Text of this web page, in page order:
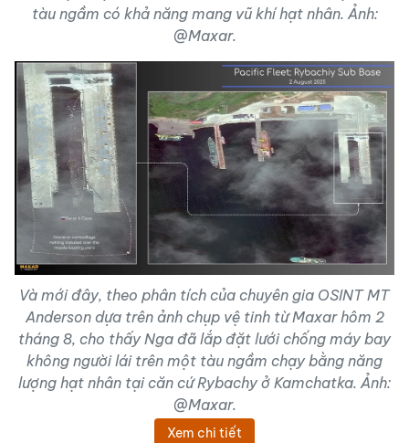
tàu ngầm có khả năng mang vũ khí hạt nhân. Ảnh:
@Maxar.
Và mới đây, theo phân tích của chuyên gia OSINT MT
Anderson dựa trên ảnh chụp vệ tinh từ Maxar hôm 2
tháng 8, cho thấy Nga đã lắp đặt lưới chống máy bay
không người lái trên một tàu ngầm chạy bằng năng
lượng hạt nhân tại căn cứ Rybachy ở Kamchatka. Ảnh:
@Maxar.
Xem chi tiết